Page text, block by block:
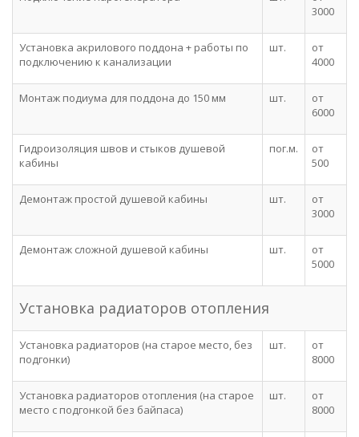
3000
Установка акрилового поддона + работы по
подключению к канализации
шт.
от
4000
Монтаж подиума для поддона до 150 мм шт.
от
6000
Гидроизоляция швов и стыков душевой
кабины
пог.м.
от
500
Демонтаж простой душевой кабины шт.
от
3000
Демонтаж сложной душевой кабины шт.
от
5000
Установка радиаторов отопления
Установка радиаторов (на старое место, без
подгонки)
шт.
от
8000
Установка радиаторов отопления (на старое
место с подгонкой без байпаса)
шт.
от
8000